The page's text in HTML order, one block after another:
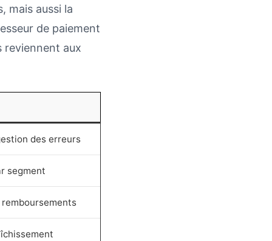
mais aussi la
de paiement
reviennent aux
des erreurs
segment